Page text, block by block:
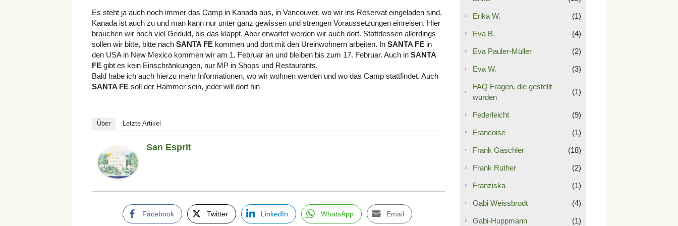
Es steht ja auch noch immer das Camp in Kanada aus, in Vancouver, wo wir ins Reservat eingeladen sind.
Kanada ist auch zu und man kann nur unter ganz gewissen und strengen Voraussetzungen einreisen. Hier
brauchen wir noch viel Geduld, bis das klappt. Aber erwartet werden wir auch dort. Stattdessen allerdings
sollen wir bitte, bitte nach SANTA FE kommen und dort mit den Ureinwohnern arbeiten. In SANTA FE in
den USA in New Mexico kommen wir am 1. Februar an und bleiben bis zum 17. Februar. Auch in SANTA
FE gibt es kein Einschränkungen, nur MP in Shops und Restaurants.
Bald habe ich auch hierzu mehr Informationen, wo wir wohnen werden und wo das Camp stattfindet. Auch
SANTA FE soll der Hammer sein, jeder will dort hin
Über Letzte Artikel
San Esprit
Facebook Twitter LinkedIn WhatsApp Email
Erika W. (1)
Eva B. (4)
Eva Pauler-Müller (2)
Eva W. (3)
FAQ Fragen, die gestellt
wurden
(1)
Federleicht (9)
Francoise (1)
Frank Gaschler (18)
Frank Ruther (2)
Franziska (1)
Gabi Weissbrodt (4)
Gabi-Huppmann (1)